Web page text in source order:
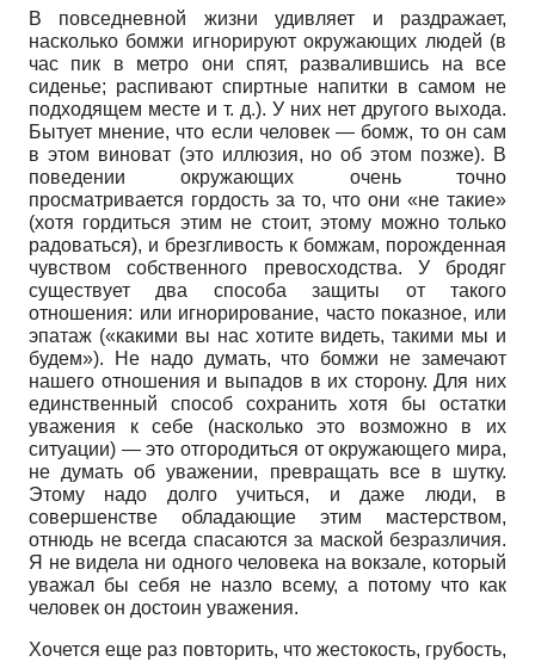
В повседневной жизни удивляет и раздражает,
насколько бомжи игнорируют окружающих людей (в
час пик в метро они спят, развалившись на все
сиденье; распивают спиртные напитки в самом не
подходящем месте и т. д.). У них нет другого выхода.
Бытует мнение, что если человек — бомж, то он сам
в этом виноват (это иллюзия, но об этом позже). В
поведении окружающих очень точно
просматривается гордость за то, что они «не такие»
(хотя гордиться этим не стоит, этому можно только
радоваться), и брезгливость к бомжам, порожденная
чувством собственного превосходства. У бродяг
существует два способа защиты от такого
отношения: или игнорирование, часто показное, или
эпатаж («какими вы нас хотите видеть, такими мы и
будем»). Не надо думать, что бомжи не замечают
нашего отношения и выпадов в их сторону. Для них
единственный способ сохранить хотя бы остатки
уважения к себе (насколько это возможно в их
ситуации) — это отгородиться от окружающего мира,
не думать об уважении, превращать все в шутку.
Этому надо долго учиться, и даже люди, в
совершенстве обладающие этим мастерством,
отнюдь не всегда спасаются за маской безразличия.
Я не видела ни одного человека на вокзале, который
уважал бы себя не назло всему, а потому что как
человек он достоин уважения.
Хочется еще раз повторить, что жестокость, грубость,